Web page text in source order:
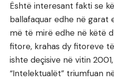
Është interesant fakti se
ballafaquar edhe në garat
më të mirë edhe në këtë
fitore, krahas dy fitoreve
ishte deçisive në vitin
“Intelektualët” triumfuan